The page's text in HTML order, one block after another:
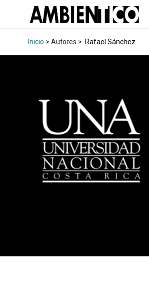
Inicio > Autores > Rafael Sánchez